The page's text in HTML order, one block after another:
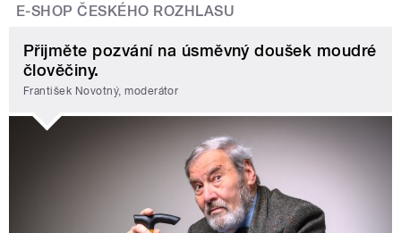
E-SHOP ČESKÉHO ROZHLASU
Přijměte pozvání na úsměvný doušek moudré
člověčiny.
František Novotný, moderátor